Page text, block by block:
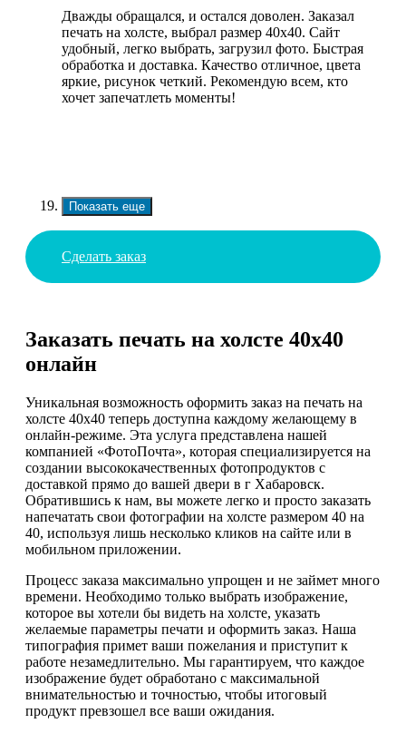
Дважды обращался, и остался доволен. Заказал
печать на холсте, выбрал размер 40х40. Сайт
удобный, легко выбрать, загрузил фото. Быстрая
обработка и доставка. Качество отличное, цвета
яркие, рисунок четкий. Рекомендую всем, кто
хочет запечатлеть моменты!
Показать еще
Сделать заказ
Заказать печать на холсте 40х40
онлайн
Уникальная возможность оформить заказ на печать на
холсте 40х40 теперь доступна каждому желающему в
онлайн-режиме. Эта услуга представлена нашей
компанией «ФотоПочта», которая специализируется на
создании высококачественных фотопродуктов с
доставкой прямо до вашей двери в г Хабаровск.
Обратившись к нам, вы можете легко и просто заказать
напечатать свои фотографии на холсте размером 40 на
40, используя лишь несколько кликов на сайте или в
мобильном приложении.
Процесс заказа максимально упрощен и не займет много
времени. Необходимо только выбрать изображение,
которое вы хотели бы видеть на холсте, указать
желаемые параметры печати и оформить заказ. Наша
типография примет ваши пожелания и приступит к
работе незамедлительно. Мы гарантируем, что каждое
изображение будет обработано с максимальной
внимательностью и точностью, чтобы итоговый
продукт превзошел все ваши ожидания.